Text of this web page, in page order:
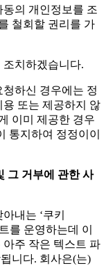
의 개인정보를 조
철회할 권리를 가
치하겠습니다.
하신 경우에는 정
또는 제공하지 않
이미 제공한 경우
통지하여 정정이이
그 거부에 관한 사
내는 ‘쿠키
를 운영하는데 이
주 작은 텍스트 파
니다. 회사은(는)